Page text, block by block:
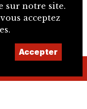
sur notre site.
acceptez
Accepter